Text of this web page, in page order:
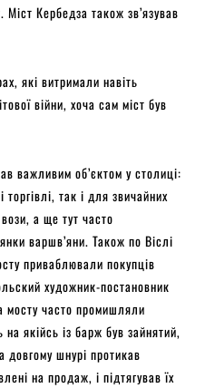
Кербедза також зв’язував
які витримали навіть
війни, хоча сам міст був
важливим об’єктом у столиці:
так і для звичайних
а ще тут часто
варшв’яни. Також по Віслі
приваблювали покупців
художник-постановник
мосту часто промишляли
якійсь із барж був зайнятий,
довгому шнурі протикав
на продаж, і підтягував їх